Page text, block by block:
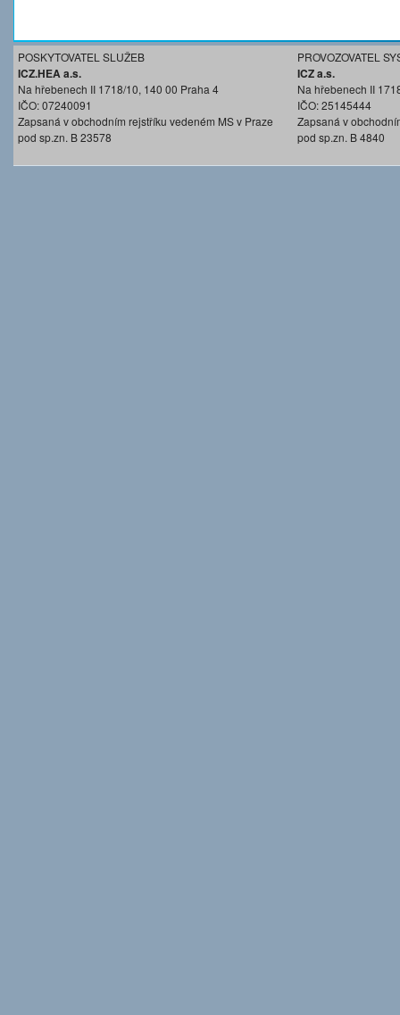
POSKYTOVATEL SLUŽEB
ICZ.HEA a.s.
Na hřebenech II 1718/10, 140 00 Praha 4
IČO: 07240091
Zapsaná v obchodním rejstříku vedeném MS v Praze
pod sp.zn. B 23578
PROVOZOVATEL
ICZ a.s.
Na hřebenech II
IČO: 25145444
Zapsaná v
pod sp.zn. B 4840